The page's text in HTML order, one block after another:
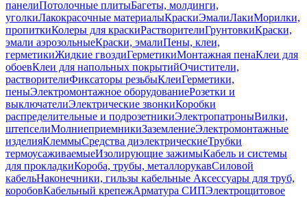
панелиПотолочные плитыБагеты, молдинги,
уголкиЛакокрасочные материалыКраскиЭмалиЛакиМорилки,
пропиткиКолеры для краскиРастворителиГрунтовкиКраски,
эмали аэрозольныеКраски, эмалиПены, клеи,
герметикиЖидкие гвоздиГерметикиМонтажная пенаКлеи для
обоевКлеи для напольных покрытийОчистители,
растворителиФиксаторы резьбыКлеиГерметики,
пеныЭлектромонтажное оборудованиеРозетки и
выключателиЭлектрические звонкиКоробки
распределительные и подрозетникиЭлектропатроныВилки,
штепселиМолниеприемникиЗаземлениеЭлектромонтажные
изделияКлеммыСредства диэлектрическиеТрубки
термоусаживаемыеИзолирующие зажимыКабель и системы
для прокладкиКороба, трубы, металлорукавСиловой
кабельНаконечники, гильзы кабельные Аксессуары для труб,
коробовКабельный крепежАрматура СИПЭлектрощитовое